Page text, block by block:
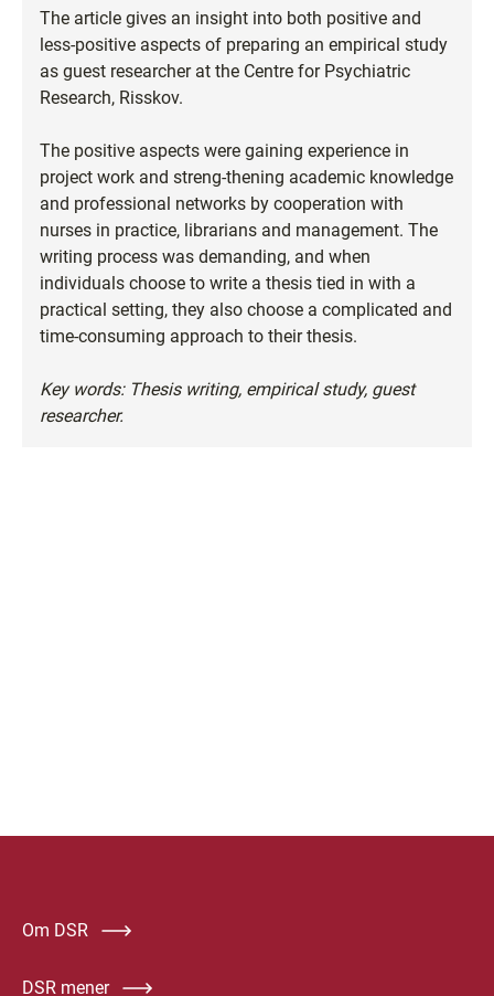
The article gives an insight into both positive and
less-positive aspects of preparing an empirical study
as guest researcher at the Centre for Psychiatric
Research, Risskov.
The positive aspects were gaining experience in
project work and streng-thening academic knowledge
and professional networks by cooperation with
nurses in practice, librarians and management. The
writing process was demanding, and when
individuals choose to write a thesis tied in with a
practical setting, they also choose a complicated and
time-consuming approach to their thesis.
Key words: Thesis writing, empirical study, guest
researcher.
Om DSR
DSR mener